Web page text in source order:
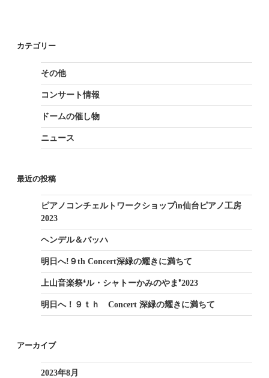
シ
カテゴリー
その他
コンサート情報
ドームの催し物
ニュース
最近の投稿
ピアノコンチェルトワークショップin仙台ピアノ工房
2023
ヘンデル＆バッハ
明日へ!９th Concert深緑の耀きに満ちて
上山音楽祭❛ル・シャトーかみのやま❜2023
明日へ！９ｔｈ Concert 深緑の耀きに満ちて
アーカイブ
2023年8月